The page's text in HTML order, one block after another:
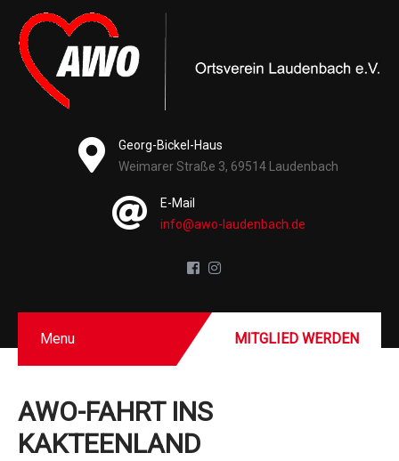
Georg-Bickel-Haus
Weimarer Straße 3, 69514 Laudenbach
E-Mail
info@awo-laudenbach.de
Menu MITGLIED WERDEN
AWO-FAHRT INS
KAKTEENLAND